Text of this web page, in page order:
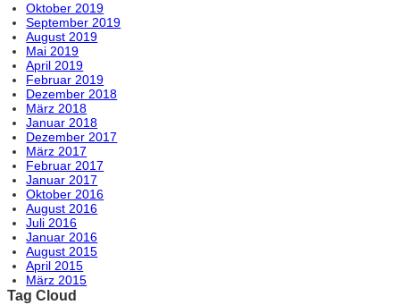
Oktober 2019
September 2019
August 2019
Mai 2019
April 2019
Februar 2019
Dezember 2018
März 2018
Januar 2018
Dezember 2017
März 2017
Februar 2017
Januar 2017
Oktober 2016
August 2016
Juli 2016
Januar 2016
August 2015
April 2015
März 2015
Tag Cloud